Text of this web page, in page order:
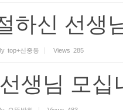
하신 선생
top+신중동 Views 285
생님 모십